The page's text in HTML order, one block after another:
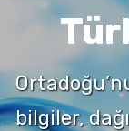
bilgiler,